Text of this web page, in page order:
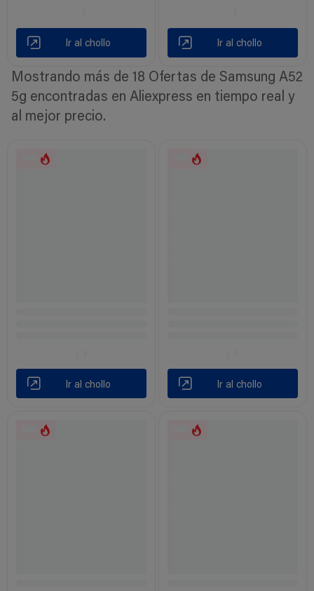
Ir al chollo Ir al chollo
Mostrando más de 18 Ofertas de Samsung A52
5g encontradas en Aliexpress en tiempo real y
al mejor precio.
Ir al chollo Ir al chollo